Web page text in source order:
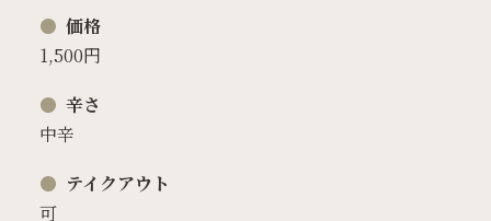
価格
1,500円
辛さ
中辛
テイクアウト
可